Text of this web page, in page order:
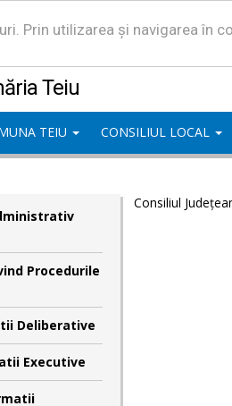
Prin utilizarea și navigarea în
Teiu
TEIU CONSILIUL LOCAL
Procedurile
Deliberative
Executive
Consiliul